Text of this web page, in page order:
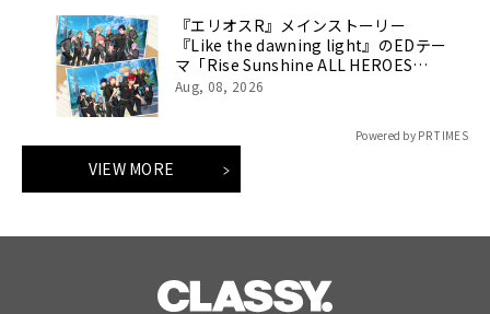
『エリオスR』メインストーリー
『Like the dawning light』のEDテー
マ「Rise Sunshine ALL HEROES
Ver.」がフルサイズ配信決定！
Aug, 08, 2026
Powered by PR TIMES
VIEW MORE